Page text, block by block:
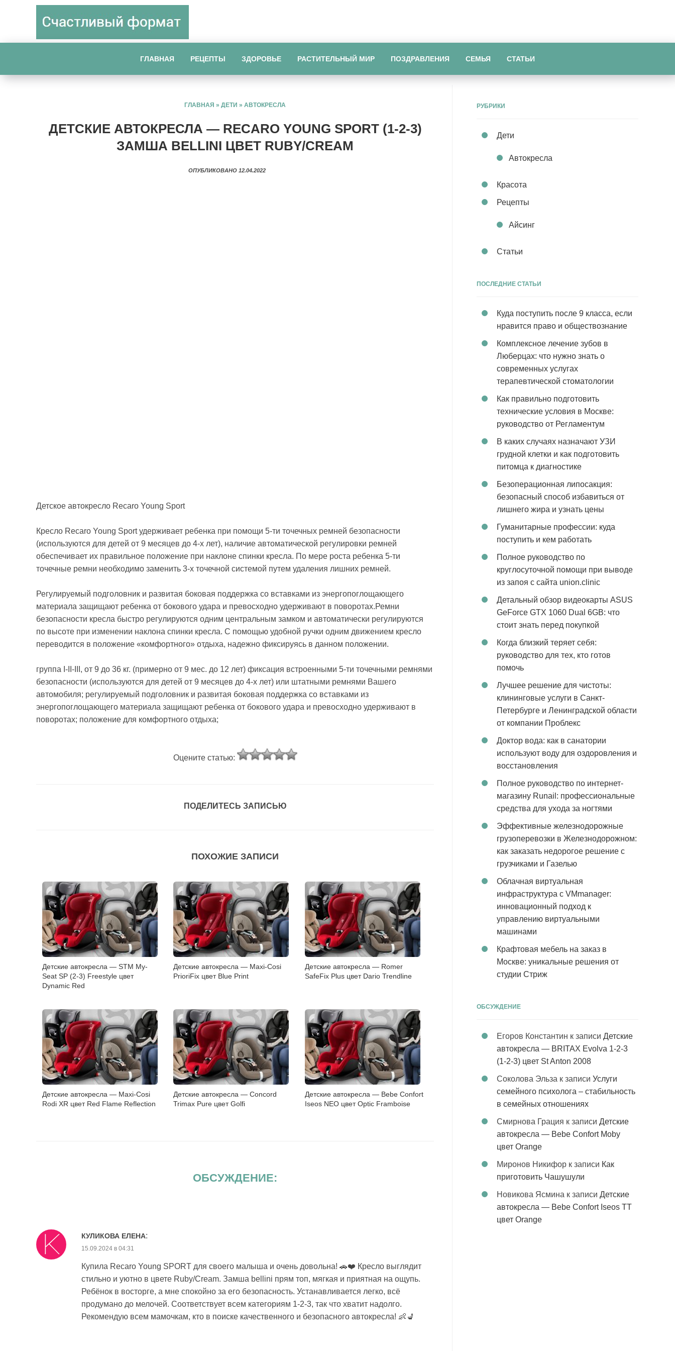
ГЛАВНАЯ РЕЦЕПТЫ ЗДОРОВЬЕ РАСТИТЕЛЬНЫЙ МИР ПОЗДРАВЛЕНИЯ СЕМЬЯ СТАТЬИ
ГЛАВНАЯ » ДЕТИ » АВТОКРЕСЛА
ДЕТСКИЕ АВТОКРЕСЛА — RECARO YOUNG SPORT (1-2-3)
ЗАМША BELLINI ЦВЕТ RUBY/CREAM
ОПУБЛИКОВАНО 12.04.2022
Детское автокресло Recaro Young Sport
Кресло Recaro Young Sport удерживает ребенка при помощи 5-ти точечных ремней безопасности
(используются для детей от 9 месяцев до 4-х лет), наличие автоматической регулировки ремней
обеспечивает их правильное положение при наклоне спинки кресла. По мере роста ребенка 5-ти
точечные ремни необходимо заменить 3-х точечной системой путем удаления лишних ремней.
Регулируемый подголовник и развитая боковая поддержка со вставками из энергопоглощающего
материала защищают ребенка от бокового удара и превосходно удерживают в поворотах.Ремни
безопасности кресла быстро регулируются одним центральным замком и автоматически регулируются
по высоте при изменении наклона спинки кресла. С помощью удобной ручки одним движением кресло
переводится в положение «комфортного» отдыха, надежно фиксируясь в данном положении.
группа I-II-III, от 9 до 36 кг. (примерно от 9 мес. до 12 лет) фиксация встроенными 5-ти точечными ремнями
безопасности (используются для детей от 9 месяцев до 4-х лет) или штатными ремнями Вашего
автомобиля; регулируемый подголовник и развитая боковая поддержка со вставками из
энергопоглощающего материала защищают ребенка от бокового удара и превосходно удерживают в
поворотах; положение для комфортного отдыха;
Оцените статью:
ПОДЕЛИТЕСЬ ЗАПИСЬЮ
ПОХОЖИЕ ЗАПИСИ
Детские автокресла — STM My-
Seat SP (2-3) Freestyle цвет
Dynamic Red
Детские автокресла — Maxi-Cosi
PrioriFix цвет Blue Print
Детские автокресла — Romer
SafeFix Plus цвет Dario Trendline
Детские автокресла — Maxi-Cosi
Rodi XR цвет Red Flame Reflection
Детские автокресла — Concord
Trimax Pure цвет Golfi
Детские автокресла — Bebe Confort
Iseos NEO цвет Optic Framboise
ОБСУЖДЕНИЕ:
КУЛИКОВА ЕЛЕНА:
15.09.2024 в 04:31
Купила Recaro Young SPORT для своего малыша и очень довольна! 🚗❤️ Кресло выглядит
стильно и уютно в цвете Ruby/Cream. Замша bellini прям топ, мягкая и приятная на ощупь.
Ребёнок в восторге, а мне спокойно за его безопасность. Устанавливается легко, всё
продумано до мелочей. Соответствует всем категориям 1-2-3, так что хватит надолго.
Рекомендую всем мамочкам, кто в поиске качественного и безопасного автокресла! 👶💺
РУБРИКИ
Дети
Автокресла
Красота
Рецепты
Айсинг
Статьи
ПОСЛЕДНИЕ СТАТЬИ
Куда поступить после 9 класса, если
нравится право и обществознание
Комплексное лечение зубов в
Люберцах: что нужно знать о
современных услугах
терапевтической стоматологии
Как правильно подготовить
технические условия в Москве:
руководство от Регламентум
В каких случаях назначают УЗИ
грудной клетки и как подготовить
питомца к диагностике
Безоперационная липосакция:
безопасный способ избавиться от
лишнего жира и узнать цены
Гуманитарные профессии: куда
поступить и кем работать
Полное руководство по
круглосуточной помощи при выводе
из запоя с сайта union.clinic
Детальный обзор видеокарты ASUS
GeForce GTX 1060 Dual 6GB: что
стоит знать перед покупкой
Когда близкий теряет себя:
руководство для тех, кто готов
помочь
Лучшее решение для чистоты:
клининговые услуги в Санкт-
Петербурге и Ленинградской области
от компании Проблекс
Доктор вода: как в санатории
используют воду для оздоровления и
восстановления
Полное руководство по интернет-
магазину Runail: профессиональные
средства для ухода за ногтями
Эффективные железнодорожные
грузоперевозки в Железнодорожном:
как заказать недорогое решение с
грузчиками и Газелью
Облачная виртуальная
инфраструктура с VMmanager:
инновационный подход к
управлению виртуальными
машинами
Крафтовая мебель на заказ в
Москве: уникальные решения от
студии Стриж
ОБСУЖДЕНИЕ
Егоров Константин к записи Детские
автокресла — BRITAX Evolva 1-2-3
(1-2-3) цвет St Anton 2008
Соколова Эльза к записи Услуги
семейного психолога – стабильность
в семейных отношениях
Смирнова Грация к записи Детские
автокресла — Bebe Confort Moby
цвет Orange
Миронов Никифор к записи Как
приготовить Чашушули
Новикова Ясмина к записи Детские
автокресла — Bebe Confort Iseos TT
цвет Orange